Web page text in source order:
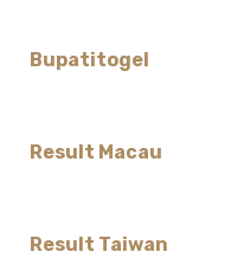
Bupatitogel
Result Macau
Result Taiwan